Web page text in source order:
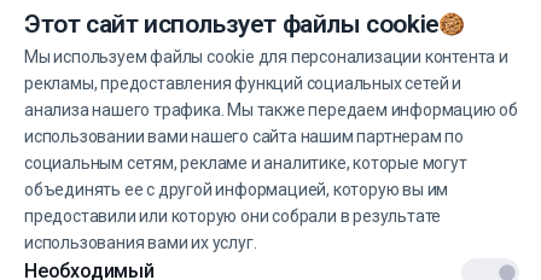
Этот сайт использует файлы cookie
Мы используем файлы cookie для персонализации контента и
рекламы, предоставления функций социальных сетей и
анализа нашего трафика. Мы также передаем информацию об
использовании вами нашего сайта нашим партнерам по
социальным сетям, рекламе и аналитике, которые могут
объединять ее с другой информацией, которую вы им
предоставили или которую они собрали в результате
использования вами их услуг.
Необходимый
время.
Управление файлами cookie
© 2022 EINŠTEINS AUTOSKOLA. Все права защищены.